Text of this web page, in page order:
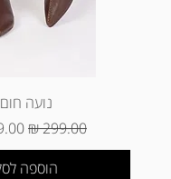
מסכום הפריטים שהוחזרו
הוא עד 3 ימי עסקים
נועה חום
מחיר רגיל
הוספה